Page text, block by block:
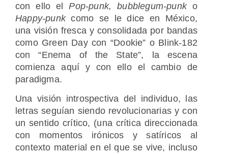
con ello elPop-punk, bubblegum-punko
Happy-punkcomo se le dice en México,
una visión fresca y consolidada por bandas
como Green Day con “Dookie” o Blink-182
con “Enema of the State”, la escena
comienza aquí y con ello el cambio de
paradigma.
Una visión introspectiva del individuo, las
letras seguían siendo revolucionarias y con
un sentido crítico, (una crítica direccionada
con momentos irónicos y satíricos al
contexto material en el que se vive, incluso